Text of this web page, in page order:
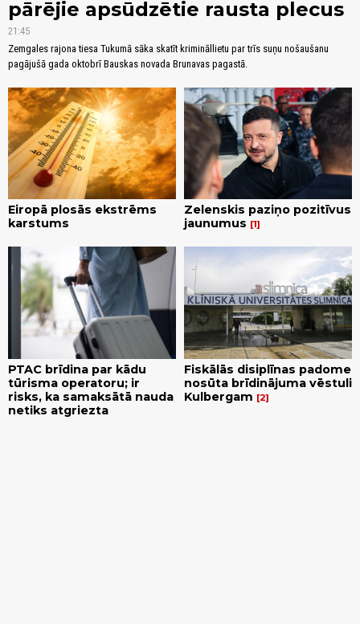
pārējie apsūdzētie rausta plecus
21:45
Zemgales rajona tiesa Tukumā sāka skatīt krimināllietu par trīs suņu nošaušanu
pagājušā gada oktobrī Bauskas novada Brunavas pagastā.
Eiropā plosās ekstrēms
karstums
Zelenskis paziņo pozitīvus
jaunumus
1
PTAC brīdina par kādu
tūrisma operatoru; ir
risks, ka samaksātā nauda
netiks atgriezta
Fiskālās disiplīnas padome
nosūta brīdinājuma vēstuli
Kulbergam
2